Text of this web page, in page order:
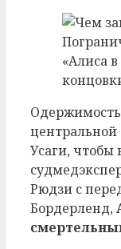
«Алиса
Усаги, чтобы
Рюдзи с
Бордерленд,